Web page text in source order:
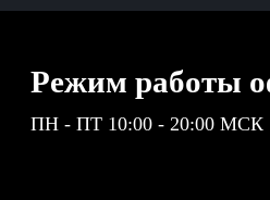
Режим работы
ПН - ПТ 10:00 - 20:00 МСК